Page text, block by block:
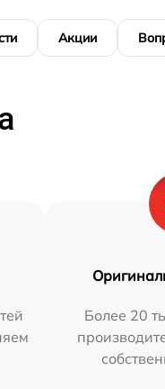
Акции
Более 20